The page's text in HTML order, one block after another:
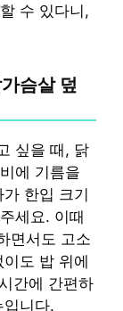
수 있다니,
슴살 덮
싶을 때, 닭
에 기름을
한입 크기
세요. 이때
면서도 고소
도 밥 위에
간에 간편하
입니다.